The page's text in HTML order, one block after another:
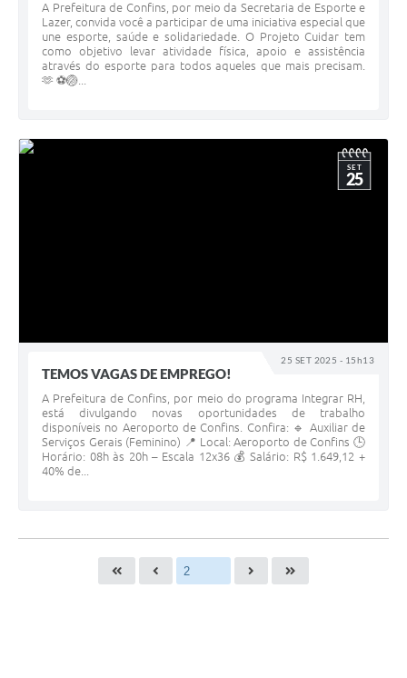
A Prefeitura de Confins, por meio da Secretaria de Esporte e
Lazer, convida você a participar de uma iniciativa especial que
une esporte, saúde e solidariedade. O Projeto Cuidar tem
como objetivo levar atividade física, apoio e assistência
através do esporte para todos aqueles que mais precisam.
🫶 ⚽🏐...
25 SET 2025 - 15h13
SET
25
TEMOS VAGAS DE EMPREGO!
A Prefeitura de Confins, por meio do programa Integrar RH,
está divulgando novas oportunidades de trabalho
disponíveis no Aeroporto de Confins. Confira: 🔹 Auxiliar de
Serviços Gerais (Feminino) 📍 Local: Aeroporto de Confins 🕒
Horário: 08h às 20h – Escala 12x36 💰 Salário: R$ 1.649,12 +
40% de...